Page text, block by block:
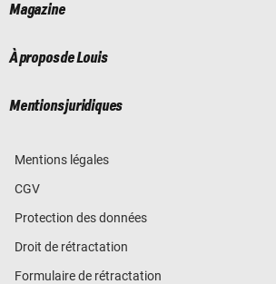
Magazine
À propos de Louis
Mentions juridiques
Mentions légales
CGV
Protection des données
Droit de rétractation
Formulaire de rétractation